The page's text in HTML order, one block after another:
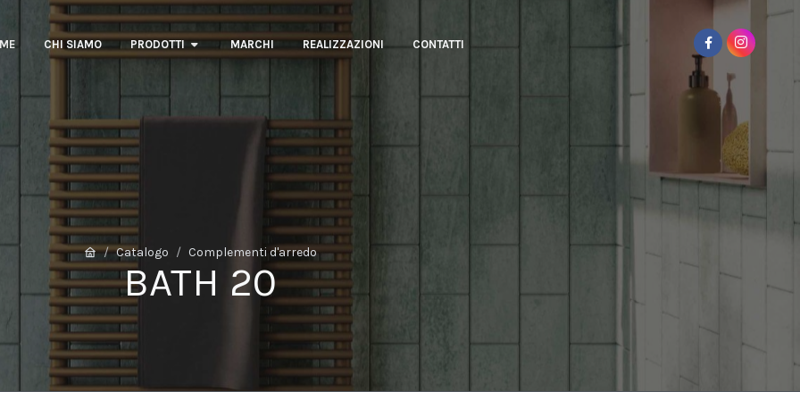
CHI SIAMO PRODOTTI MARCHI REALIZZAZIONI CONTATTI
Catalogo Complementi d'arredo
BATH 20